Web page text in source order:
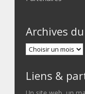
Archives
Liens &